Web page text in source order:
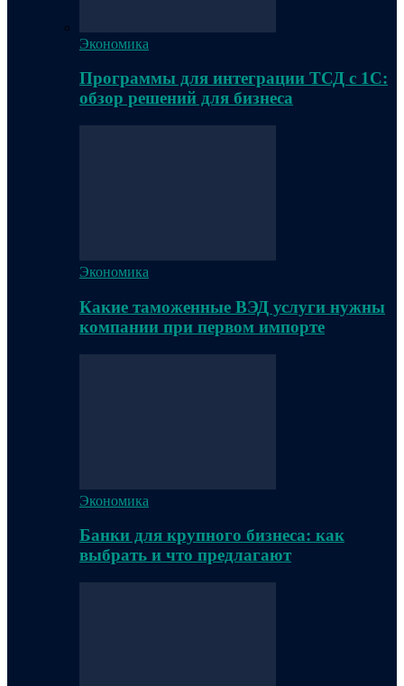
Экономика
Программы для интеграции ТСД с 1С:
обзор решений для бизнеса
Экономика
Какие таможенные ВЭД услуги нужны
компании при первом импорте
Экономика
Банки для крупного бизнеса: как
выбрать и что предлагают